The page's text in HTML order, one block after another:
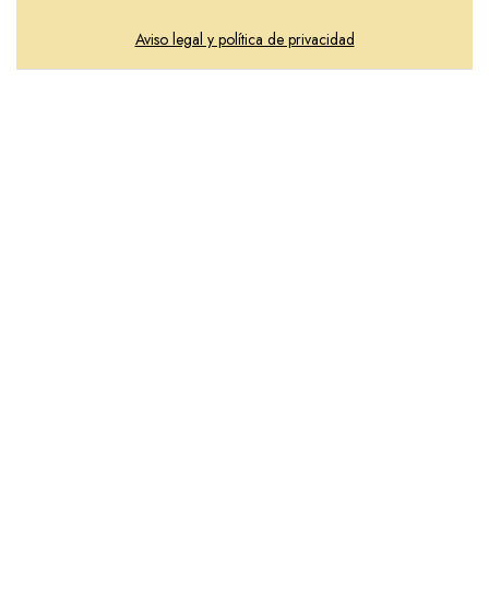
Aviso legal y política de privacidad